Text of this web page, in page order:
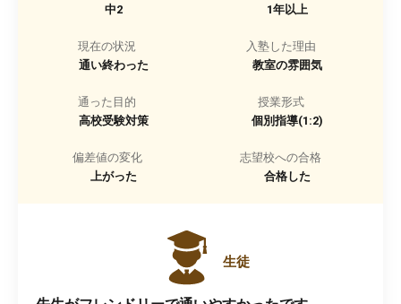
中2
1年以上
現在の状況
通い終わった
入塾した理由
教室の雰囲気
通った目的
高校受験対策
授業形式
個別指導(1:2)
偏差値の変化
上がった
志望校への合格
合格した
生徒